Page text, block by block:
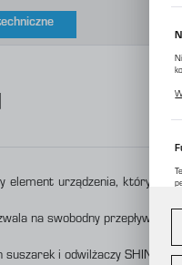
urządzenia, który nie
na swobodny przepływ
i odwilżaczy SHINI.